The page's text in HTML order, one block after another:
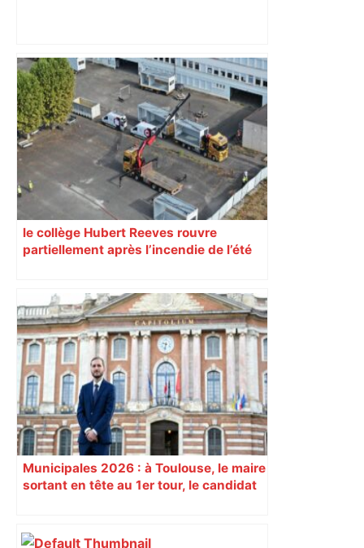
LGV Bordeaux-Toulouse : "Les
premiers coups de pioche sont
attendus pour 2028"… Où en est le
chantier dans le Tarn-et-Garonne –
ladepeche.fr
le collège Hubert Reeves rouvre
partiellement après l’incendie de l’été
Municipales 2026 : à Toulouse, le maire
sortant en tête au 1er tour, le candidat